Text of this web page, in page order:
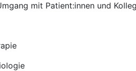
mit Patient:innen und